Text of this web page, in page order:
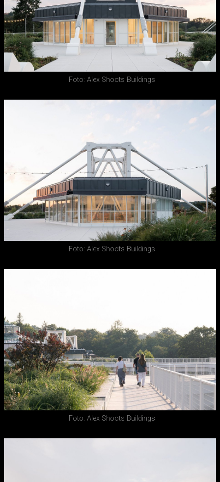
Foto: Alex Shoots Buildings
Foto: Alex Shoots Buildings
Foto: Alex Shoots Buildings